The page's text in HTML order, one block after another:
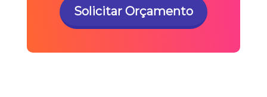
Solicitar Orçamento